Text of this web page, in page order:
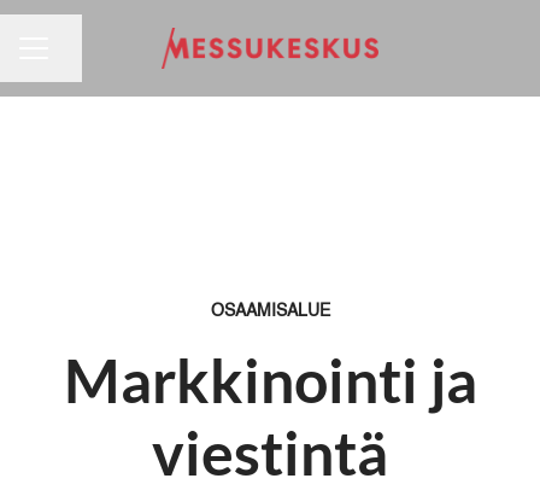
OSAAMISALUE
Markkinointi ja
viestintä